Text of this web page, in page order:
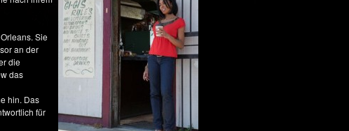
Sie
an der
die
das
hin. Das
für